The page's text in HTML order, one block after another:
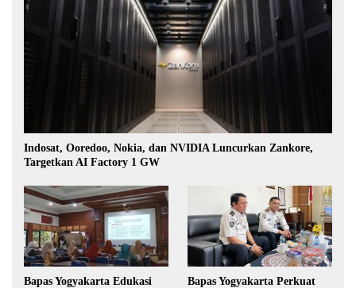
Indosat, Ooredoo, Nokia, dan NVIDIA Luncurkan Zankore,
Targetkan AI Factory 1 GW
Bapas Yogyakarta Edukasi
Bapas Yogyakarta Perkuat